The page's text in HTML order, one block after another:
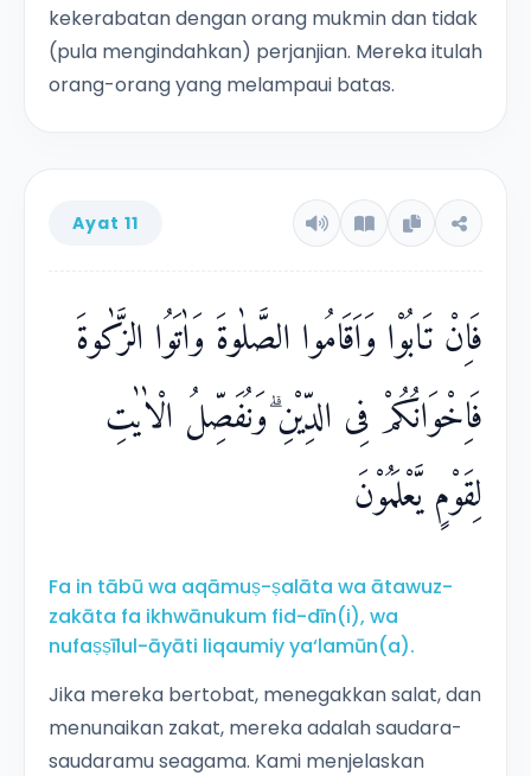
kekerabatan dengan orang mukmin dan tidak
(pula mengindahkan) perjanjian. Mereka itulah
orang-orang yang melampaui batas.
Ayat 11
فَاِنْ تَابُوْا وَاَقَامُوا الصَّلٰوةَ وَاٰتَوُا الزَّكٰوةَ
فَاِخْوَانُكُمْ فِى الدِّيْنِ ۗوَنُفَصِّلُ الْاٰيٰتِ
لِقَوْمٍ يَّعْلَمُوْنَ
Fa in tābū wa aqāmuṣ-ṣalāta wa ātawuz-
zakāta fa ikhwānukum fid-dīn(i), wa
nufaṣṣīlul-āyāti liqaumiy ya‘lamūn(a).
Jika mereka bertobat, menegakkan salat, dan
menunaikan zakat, mereka adalah saudara-
saudaramu seagama. Kami menjelaskan